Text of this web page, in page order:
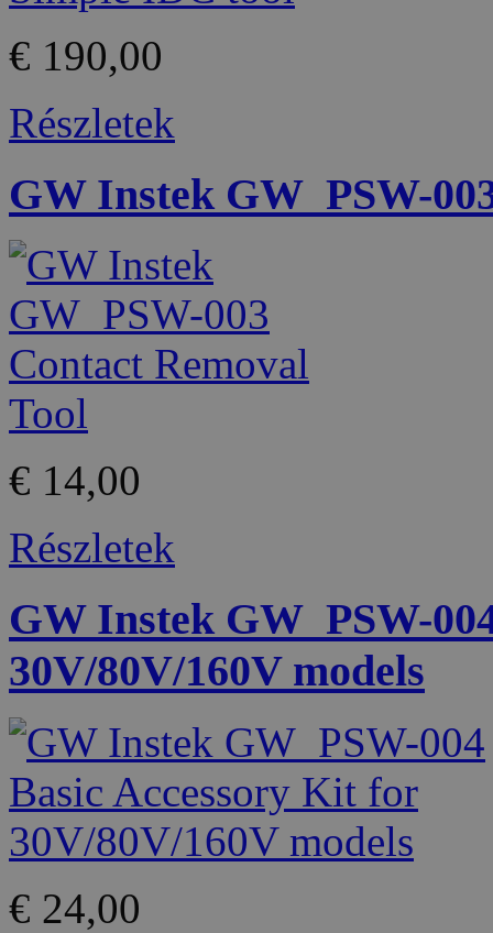
€ 190,00
Részletek
GW Instek GW_PSW-
€ 14,00
Részletek
GW Instek GW_PSW-
30V/80V/160V models
€ 24,00